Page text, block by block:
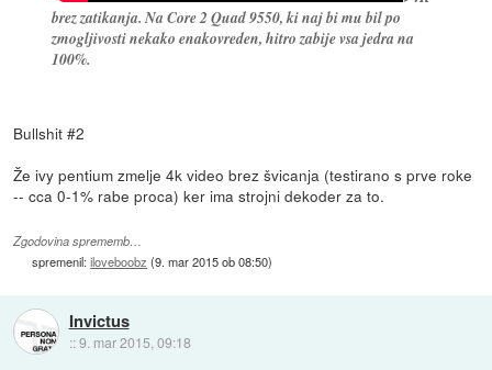
brez zatikanja. Na Core 2 Quad 9550, ki naj bi mu bil po
zmogljivosti nekako enakovreden, hitro zabije vsa jedra na
100%.
Bullshit #2
Že ivy pentium zmelje 4k video brez švicanja (testirano s prve roke
-- cca 0-1% rabe proca) ker ima strojni dekoder za to.
Zgodovina sprememb…
spremenil:iloveboobz (9. mar 2015 ob 08:50)
Invictus
::9. mar 2015, 09:18